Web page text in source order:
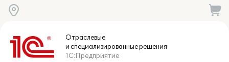
Отраслевые
и специализированныерешения
1С:Предприятие